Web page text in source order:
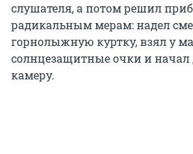
слушателя, а потом решил
радикальным мерам: надел
горнолыжную куртку, взял у
солнцезащитные очки и начал
камеру.